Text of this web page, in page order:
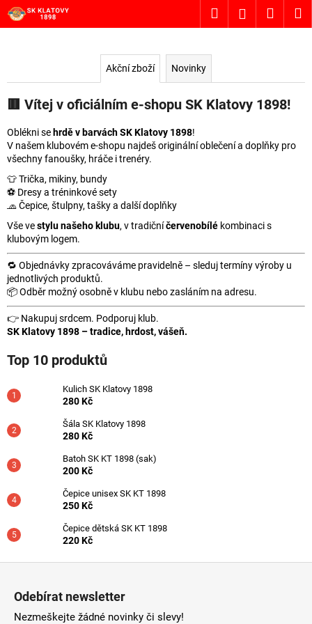
Přejít
na
HledatPřihlášení
Akční zboží Novinky
🟥 Vítej v oficiálním e-shopu SK Klatovy 1898!
Oblékni se hrdě v barvách SK Klatovy 1898!
V našem klubovém e-shopu najdeš originální oblečení a doplňky pro
všechny fanoušky, hráče i trenéry.
👕 Trička, mikiny, bundy
⚽️ Dresy a tréninkové sety
🧢 Čepice, štulpny, tašky a další doplňky
Vše vestylu našeho klubu, v tradičníčervenobílé kombinaci s
klubovým logem.
🔁 Objednávky zpracováváme pravidelně – sleduj termíny výroby u
jednotlivých produktů.
📦 Odběr možný osobně v klubu nebo zasláním na adresu.
👉 Nakupuj srdcem. Podporuj klub.
SK Klatovy 1898 – tradice, hrdost, vášeň.
Top 10 produktů
Kulich SK Klatovy 1898
280 Kč
Šála SK Klatovy 1898
280 Kč
Batoh SK KT 1898 (sak)
200 Kč
Čepice unisex SK KT 1898
250 Kč
Čepice dětská SK KT 1898
220 Kč
K
o
k
o
p
o
t
ř
e
b
u
j
e
t
e
n
a
í
t
?
HLEDAT
D
p
r
u
Odebírat newsletter
Nezmeškejte žádné novinky či slevy!